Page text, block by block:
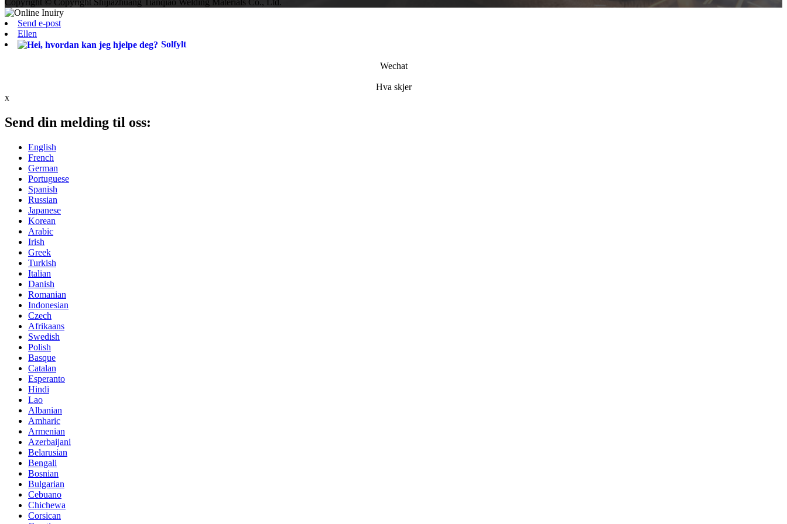
Copyright © Copyright Shijiazhuang Tianqiao Welding Materials Co., Ltd.
Send e-post
Ellen
Solfylt
Wechat
Hva skjer
x
Send din melding til oss:
English
French
German
Portuguese
Spanish
Russian
Japanese
Korean
Arabic
Irish
Greek
Turkish
Italian
Danish
Romanian
Indonesian
Czech
Afrikaans
Swedish
Polish
Basque
Catalan
Esperanto
Hindi
Lao
Albanian
Amharic
Armenian
Azerbaijani
Belarusian
Bengali
Bosnian
Bulgarian
Cebuano
Chichewa
Corsican